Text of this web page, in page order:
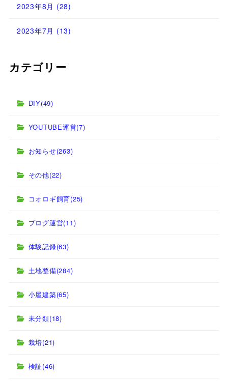
2023年8月 (28)
2023年7月 (13)
カテゴリー
DIY(49)
YOUTUBE運営(7)
お知らせ(263)
その他(22)
コオロギ飼育(25)
ブログ運営(11)
体験記録(63)
土地整備(284)
小屋建築(65)
未分類(18)
栽培(21)
検証(46)